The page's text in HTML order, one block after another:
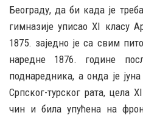
Београду, да би када је
гимназије уписао XI класу
1875. заједно је са свим
наредне 1876. године
поднаредника, а онда је
Српског-турског рата, цела
чин и била упућена на